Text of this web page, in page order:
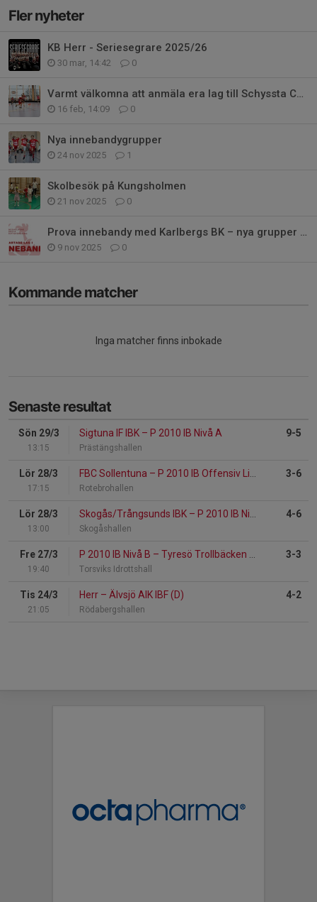
Fler nyheter
KB Herr - Seriesegrare 2025/26
30 mar, 14:42 0
Varmt välkomna att anmäla era lag till Schyssta Cupen
16 feb, 14:09 0
Nya innebandygrupper
24 nov 2025 1
Skolbesök på Kungsholmen
21 nov 2025 0
Prova innebandy med Karlbergs BK – nya grupper startar nu!
9 nov 2025 0
Kommande matcher
Inga matcher finns inbokade
Senaste resultat
Sön 29/3
13:15
Sigtuna IF IBK – P 2010 IB Nivå A
Prästängshallen
9-5
Lör 28/3
17:15
FBC Sollentuna – P 2010 IB Offensiv Lidingö P09B
Rotebrohallen
3-6
Lör 28/3
13:00
Skogås/Trångsunds IBK – P 2010 IB Nivå B
Skogåshallen
4-6
Fre 27/3
19:40
P 2010 IB Nivå B – Tyresö Trollbäcken IBK
Torsviks Idrottshall
3-3
Tis 24/3
21:05
Herr – Älvsjö AIK IBF (D)
Rödabergshallen
4-2